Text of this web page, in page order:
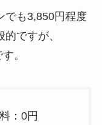
でも3,850円程度
ですが、
。
：0円